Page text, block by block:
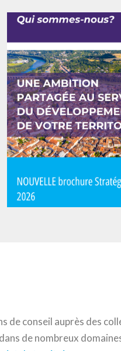
de conseil auprès des
de nombreux